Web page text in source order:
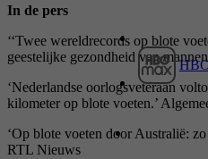
In de pers
‘‘Twee wereldrecords op blote
geestelijke gezondheid van
‘Nederlandse oorlogsveteraan
kilometer op blote voeten.’
‘Op blote voeten door Australië:
RTL Nieuws